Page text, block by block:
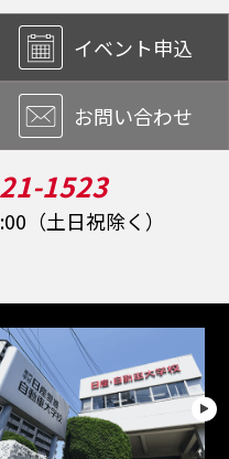
イベント申込
お問い合わせ
1523
（土日祝除く）